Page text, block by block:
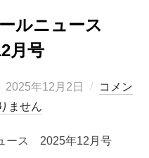
ルニュース
月号
投
稿
2025年12月2日
コメン
ません
ース 2025年12月号